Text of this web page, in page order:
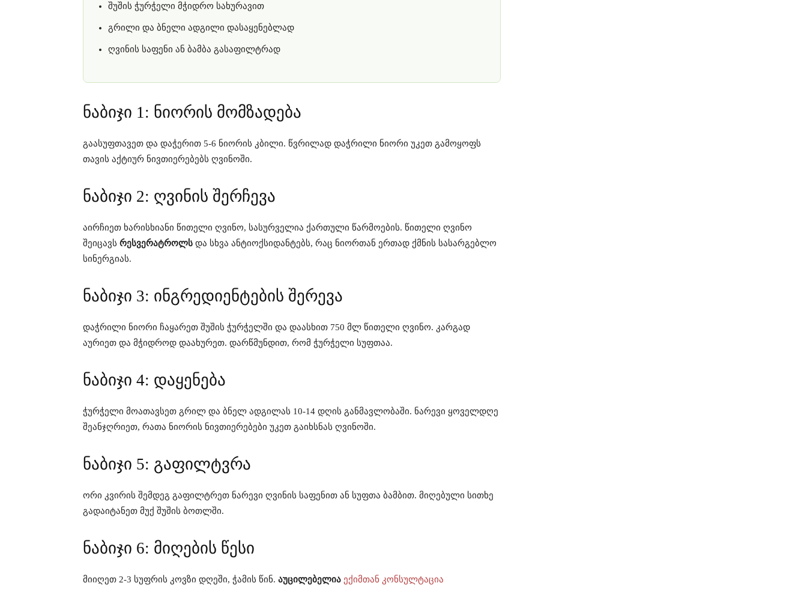
შუშის ჭურჭელი მჭიდრო სახურავით
გრილი და ბნელი ადგილი დასაყენებლად
ღვინის საფენი ან ბამბა გასაფილტრად
ნაბიჯი 1: ნიორის მომზადება
გაასუფთავეთ და დაჭერით 5-6 ნიორის კბილი. წვრილად დაჭრილი ნიორი უკეთ გამოყოფს
თავის აქტიურ ნივთიერებებს ღვინოში.
ნაბიჯი 2: ღვინის შერჩევა
აირჩიეთ ხარისხიანი წითელი ღვინო, სასურველია ქართული წარმოების. წითელი ღვინო
შეიცავს რესვერატროლს და სხვა ანტიოქსიდანტებს, რაც ნიორთან ერთად ქმნის სასარგებლო
სინერგიას.
ნაბიჯი 3: ინგრედიენტების შერევა
დაჭრილი ნიორი ჩაყარეთ შუშის ჭურჭელში და დაასხით 750 მლ წითელი ღვინო. კარგად
აურიეთ და მჭიდროდ დაახურეთ. დარწმუნდით, რომ ჭურჭელი სუფთაა.
ნაბიჯი 4: დაყენება
ჭურჭელი მოათავსეთ გრილ და ბნელ ადგილას 10-14 დღის განმავლობაში. ნარევი ყოველდღე
შეანჯღრიეთ, რათა ნიორის ნივთიერებები უკეთ გაიხსნას ღვინოში.
ნაბიჯი 5: გაფილტვრა
ორი კვირის შემდეგ გაფილტრეთ ნარევი ღვინის საფენით ან სუფთა ბამბით. მიღებული სითხე
გადაიტანეთ მუქ შუშის ბოთლში.
ნაბიჯი 6: მიღების წესი
მიიღეთ 2-3 სუფრის კოვზი დღეში, ჭამის წინ. აუცილებელია ექიმთან კონსულტაცია